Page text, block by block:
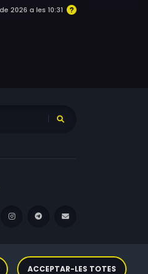
2026 a les 10:31
ACCEPTAR-LES TOTES